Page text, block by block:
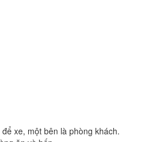
xe, một bên là phòng khách.